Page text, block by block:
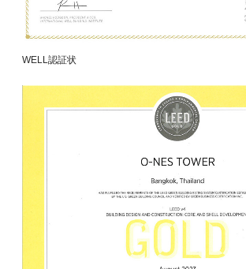
WELL認証状